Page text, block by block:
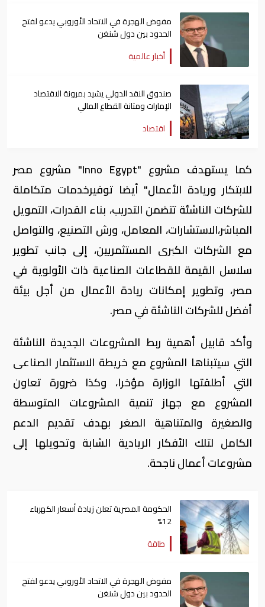
مفوض الهجرة في الاتحاد الأوروبي يدعو لفتح
الحدود بين دول شنغن
أخبار عالمية
صندوق النقد الدولي يشيد بمرونة الاقتصاد
الإمارات ومتانة القطاع المالي
اقتصاد
كما يستهدف مشروع "Inno Egypt" مشروع مصر
للابتكار وريادة الأعمال" أيضا توفیرخدمات متكاملة
للشركات الناشئة تتضمن التدریب، بناء القدرات، التمویل
المباشر،الاستشارات، المعامل، ورش التصنیع، والتواصل
مع الشركات الكبرى المستثمریین، إلى جانب تطویر
سلاسل القیمة للقطاعات الصناعیة ذات الأولویة في
مصر، وتطویر إمكانات ریادة الأعمال من أجل بیئة
أفضل للشركات الناشئة في مصر.
وأكد قابيل أهمية ربط المشروعات الجديدة الناشئة
التي سيتبناها المشروع مع خريطة الاستثمار الصناعى
التي أطلقتها الوزارة مؤخرا، وكذا ضرورة تعاون
المشروع مع جهاز تنمية المشروعات المتوسطة
والصغيرة والمتناهية الصغر بهدف تقديم الدعم
الكامل لتلك الأفكار الريادية الشابة وتحويلها إلى
مشروعات أعمال ناجحة.
الحكومة المصرية تعلن زيادة أسعار الكهرباء
12%
طاقة
مفوض الهجرة في الاتحاد الأوروبي يدعو لفتح
الحدود بين دول شنغن